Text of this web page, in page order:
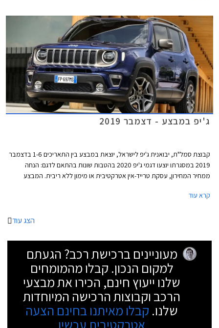
ג'יפ במבצע - דצמבר 2019
קבוצת סמל"ת, יבואנית ג'יפ לישראל, יוצאת במבצע בין התאריכים 1-6 בדצמבר
2019 במסגרתו יוצעו דגמי ג'יפ 2020 בהטבות שונות בהתאם לדגם: הנחה
ממחיר המחירון, עסקת טרייד-אין אטרקטיבית או מימון ללא ריבית. המבצע
קרא עוד
הצג עוד
מעוניינים ברכישת רכב? הגעתם
למקום הנכון. קבלו מהמומחים
שלנו ייעוץ חינם, הכירו את מבצעי
הרכב וקבוצות הרכישה המיוחדות
שלנו. קבלו מאיתנו בחינם הצעה
אטרקטיבית עכשיו